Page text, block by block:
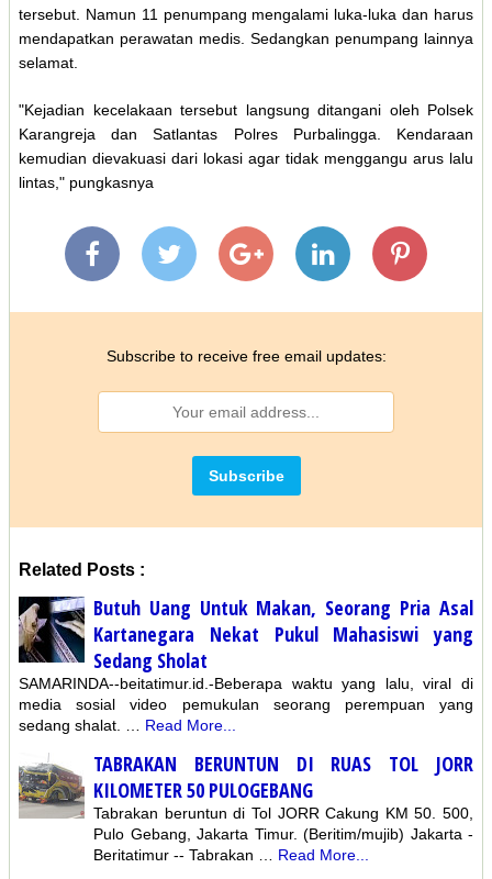
tersebut. Namun 11 penumpang mengalami luka-luka dan harus
mendapatkan perawatan medis. Sedangkan penumpang lainnya
selamat.
"Kejadian kecelakaan tersebut langsung ditangani oleh Polsek
Karangreja dan Satlantas Polres Purbalingga. Kendaraan
kemudian dievakuasi dari lokasi agar tidak menggangu arus lalu
lintas," pungkasnya
Subscribe to receive free email updates:
Related Posts :
Butuh Uang Untuk Makan, Seorang Pria Asal
Kartanegara Nekat Pukul Mahasiswi yang
Sedang Sholat
SAMARINDA--beitatimur.id.-Beberapa waktu yang lalu, viral di
media sosial video pemukulan seorang perempuan yang
sedang shalat. …
Read More...
TABRAKAN BERUNTUN DI RUAS TOL JORR
KILOMETER 50 PULOGEBANG
Tabrakan beruntun di Tol JORR Cakung KM 50. 500,
Pulo Gebang, Jakarta Timur. (Beritim/mujib) Jakarta -
Beritatimur -- Tabrakan … Read More...